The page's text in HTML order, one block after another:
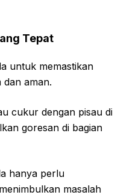
Tepat
untuk memastikan
aman.
cukur dengan pisau di
goresan di bagian
hanya perlu
masalah